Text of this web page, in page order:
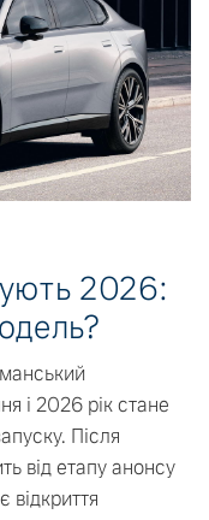
2026:
і 2026 рік стане
Після
від етапу анонсу
відкриття